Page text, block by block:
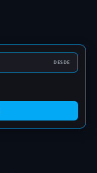
DESDE